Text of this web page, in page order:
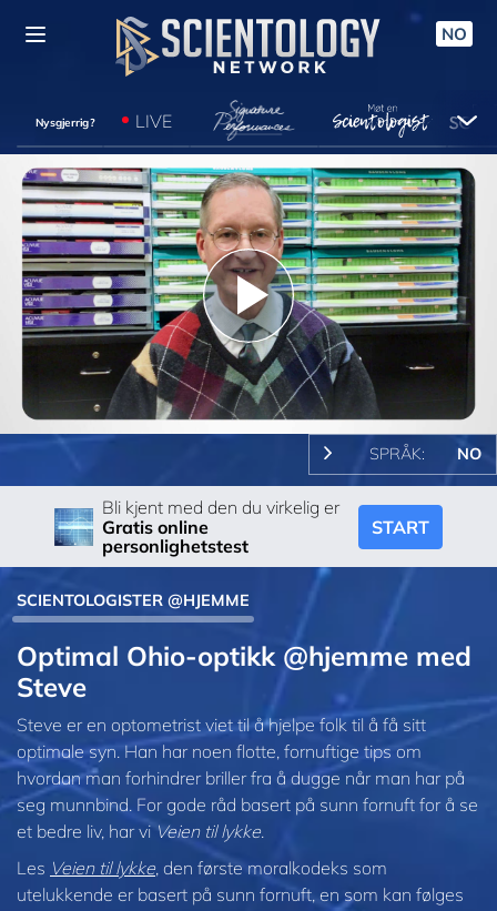
NO
Nysgjerrig? LIVE
Play
Video
SPRÅK: NO
Bli kjent med den du virkelig er
Gratis online
personlighetstest
START
SCIENTOLOGISTER @HJEMME
Optimal Ohio-optikk @hjemme med
Steve
Steve er en optometrist viet til å hjelpe folk til å få sitt
optimale syn. Han har noen flotte, fornuftige tips om
hvordan man forhindrer briller fra å dugge når man har på
seg munnbind. For gode råd basert på sunn fornuft for å se
et bedre liv, har vi Veien til lykke.
Les Veien til lykke, den første moralkodeks som
utelukkende er basert på sunn fornuft, en som kan følges